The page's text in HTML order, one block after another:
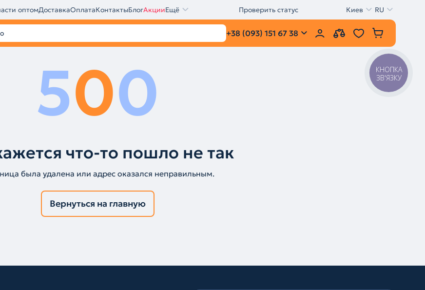
оптомДоставкаОплатаКонтактыБлогАкцииЕщё Проверить статус Киев RU
+38 (093) 151 67 38
500
что-то пошло не так
была удалена или адрес оказался неправильным.
Вернуться на главную
КНОПКА
ЗВ'ЯЗКУ